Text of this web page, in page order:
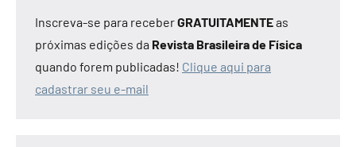
Inscreva-se para receberGRATUITAMENTEas
próximas edições da Revista Brasileira de Física
quando forem publicadas! Clique aqui para
cadastrar seu e-mail